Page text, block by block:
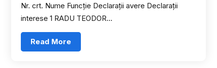
Nr. crt. Nume Funcție Declarații avere Declarații
interese 1 RADU TEODOR…
Read More